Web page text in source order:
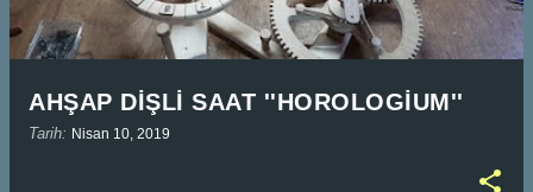
AHŞAP DİŞLİ SAAT ''HOROLOGİUM''
Tarih: Nisan 10, 2019